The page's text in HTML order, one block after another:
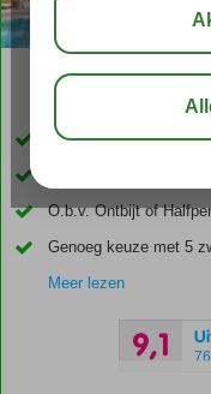
aug 30°
Heerlijk 5-sterrenhotel
O.b.v. Ontbijt of
Genoeg keuze met 5
Meer lezen
9,1